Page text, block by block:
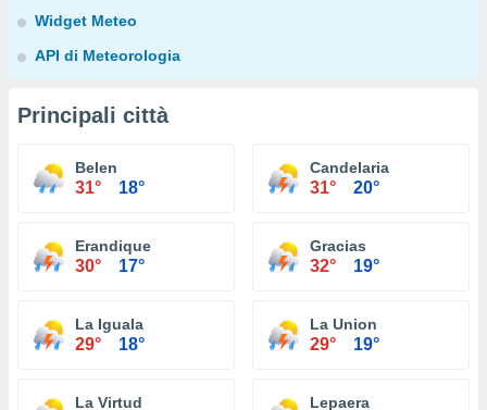
Widget Meteo
API di Meteorologia
Principali città
Belen
31° 18°
Candelaria
31° 20°
Erandique
30° 17°
Gracias
32° 19°
La Iguala
29° 18°
La Union
29° 19°
La Virtud Lepaera